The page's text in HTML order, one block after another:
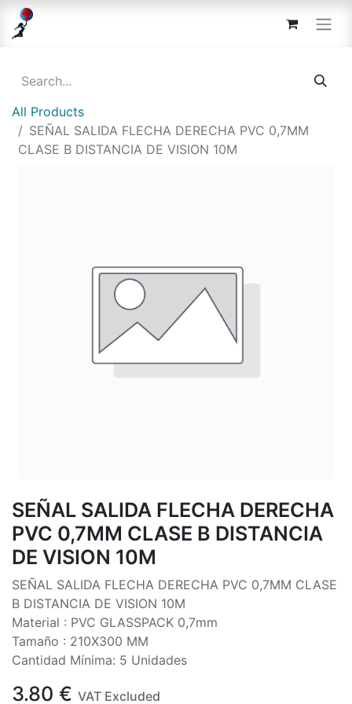
All Products
SEÑAL SALIDA FLECHA DERECHA PVC 0,7MM
CLASE B DISTANCIA DE VISION 10M
SEÑAL SALIDA FLECHA DERECHA
PVC 0,7MM CLASE B DISTANCIA
DE VISION 10M
SEÑAL SALIDA FLECHA DERECHA PVC 0,7MM CLASE
B DISTANCIA DE VISION 10M
Material : PVC GLASSPACK 0,7mm
Tamaño : 210X300 MM
Cantidad Mínima: 5 Unidades
3.80 € VAT Excluded